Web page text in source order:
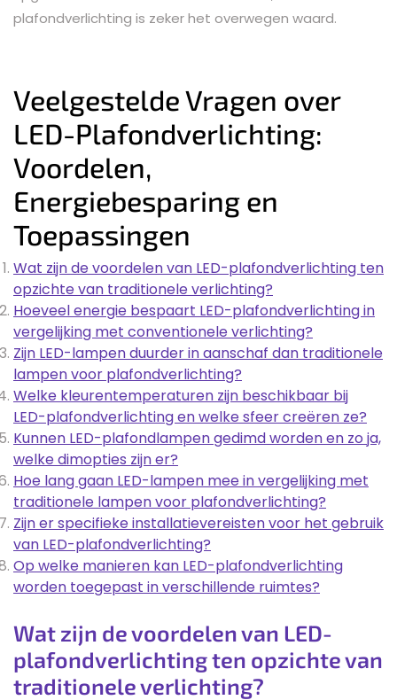
plafondverlichting is zeker het overwegen waard.
Veelgestelde Vragen over
LED-Plafondverlichting:
Voordelen,
Energiebesparing en
Toepassingen
Wat zijn de voordelen van LED-plafondverlichting ten
opzichte van traditionele verlichting?
Hoeveel energie bespaart LED-plafondverlichting in
vergelijking met conventionele verlichting?
Zijn LED-lampen duurder in aanschaf dan traditionele
lampen voor plafondverlichting?
Welke kleurentemperaturen zijn beschikbaar bij
LED-plafondverlichting en welke sfeer creëren ze?
Kunnen LED-plafondlampen gedimd worden en zo ja,
welke dimopties zijn er?
Hoe lang gaan LED-lampen mee in vergelijking met
traditionele lampen voor plafondverlichting?
Zijn er specifieke installatievereisten voor het gebruik
van LED-plafondverlichting?
Op welke manieren kan LED-plafondverlichting
worden toegepast in verschillende ruimtes?
Wat zijn de voordelen van LED-
plafondverlichting ten opzichte van
traditionele verlichting?